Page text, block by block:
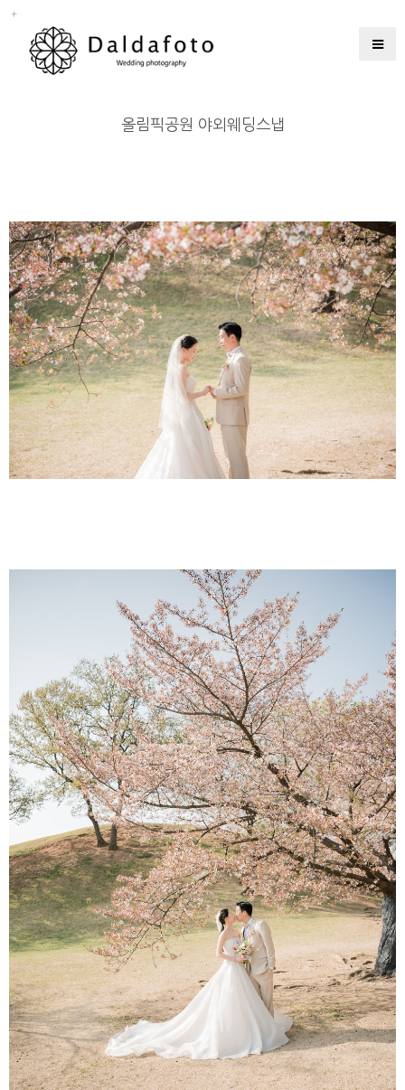
올림픽공원 야외웨딩스냅